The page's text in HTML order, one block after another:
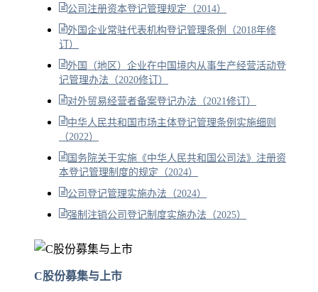
公司注册资本登记管理规定（2014）
外国企业常驻代表机构登记管理条例（2018年修
订）
外国（地区）企业在中国境内从事生产经营活动登
记管理办法（2020修订）
对外贸易经营者备案登记办法（2021修订）
中华人民共和国市场主体登记管理条例实施细则
（2022）
国务院关于实施《中华人民共和国公司法》注册资
本登记管理制度的规定（2024）
公司登记管理实施办法（2024）
强制注销公司登记制度实施办法（2025）
C股份募集与上市